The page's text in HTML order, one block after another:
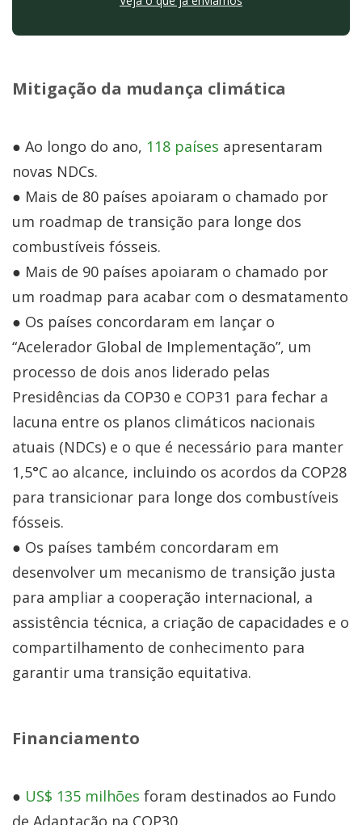
Mitigação da mudança climática
● Ao longo do ano, 118 países apresentaram
novas NDCs.
● Mais de 80 países apoiaram o chamado por
um roadmap de transição para longe dos
combustíveis fósseis.
● Mais de 90 países apoiaram o chamado por
um roadmap para acabar com o desmatamento
● Os países concordaram em lançar o
“Acelerador Global de Implementação”, um
processo de dois anos liderado pelas
Presidências da COP30 e COP31 para fechar a
lacuna entre os planos climáticos nacionais
atuais (NDCs) e o que é necessário para manter
1,5°C ao alcance, incluindo os acordos da COP28
para transicionar para longe dos combustíveis
fósseis.
● Os países também concordaram em
desenvolver um mecanismo de transição justa
para ampliar a cooperação internacional, a
assistência técnica, a criação de capacidades e o
compartilhamento de conhecimento para
garantir uma transição equitativa.
Financiamento
● US$ 135 milhões foram destinados ao Fundo
de Adaptação na COP30.